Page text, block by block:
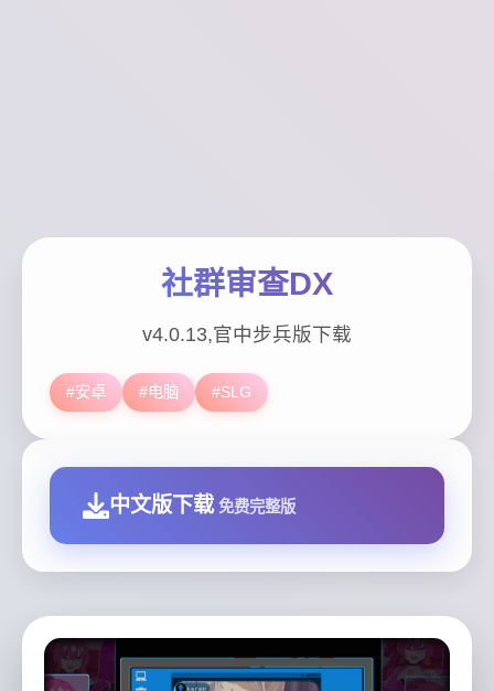
社群审查DX
v4.0.13,官中步兵版下载
#安卓 #电脑 #SLG
中文版下载 免费完整版